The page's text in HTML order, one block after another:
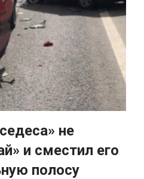
не
и сместил его
полосу